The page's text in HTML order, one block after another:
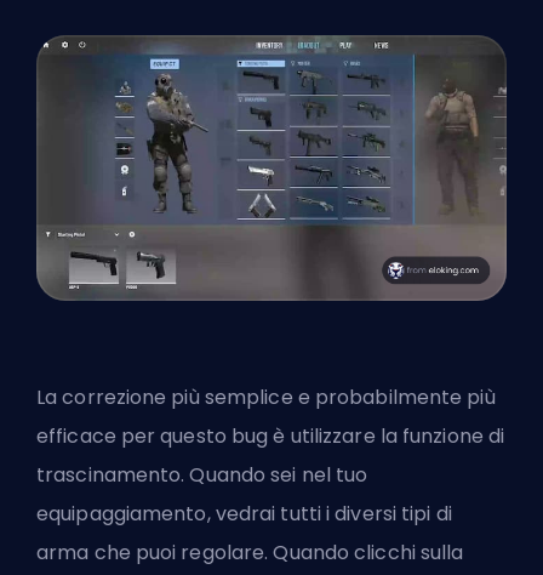
La correzione più semplice e probabilmente più
efficace per questo bug è utilizzare la funzione di
trascinamento. Quando sei nel tuo
equipaggiamento, vedrai tutti i diversi tipi di
arma che puoi regolare. Quando clicchi sulla